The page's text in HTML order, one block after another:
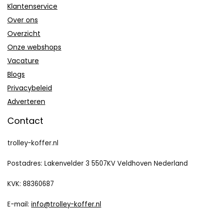
Klantenservice
Over ons
Overzicht
Onze webshops
Vacature
Blogs
Privacybeleid
Adverteren
Contact
trolley-koffer.nl
Postadres: Lakenvelder 3 5507KV Veldhoven Nederland
KVK: 88360687
E-mail: info@trolley-koffer.nl